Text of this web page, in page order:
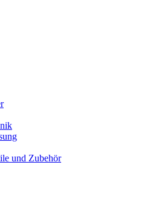
und Zubehör